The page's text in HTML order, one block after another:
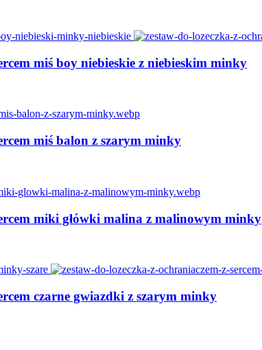
miś boy niebieskie z niebieskim minky
miś balon z szarym minky
miki główki malina z malinowym minky
czarne gwiazdki z szarym minky